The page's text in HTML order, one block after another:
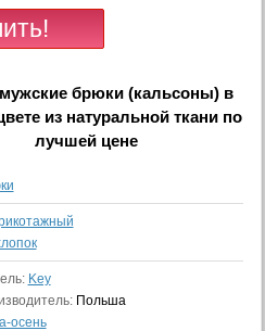
мужские брюки (кальсоны) в
из натуральной тканипо
лучшей цене
Key
Польша
осень